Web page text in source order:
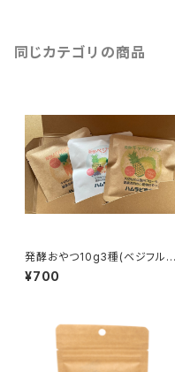
同じカテゴリの商品
発酵おやつ10g3種(ベジフル&
パパイヤ人参&キャベパイン)
¥700